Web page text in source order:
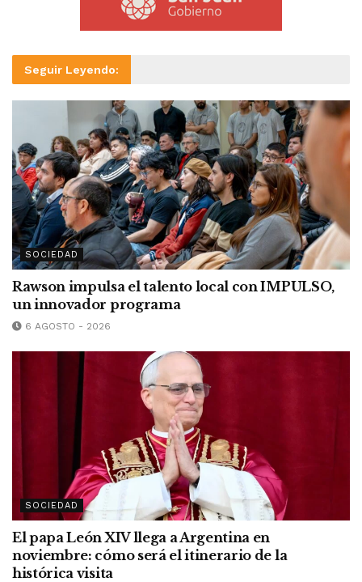
Seguir Leyendo:
SOCIEDAD
Rawson impulsa el talento local con IMPULSO,
un innovador programa
6 AGOSTO - 2026
SOCIEDAD
El papa León XIV llega a Argentina en
noviembre: cómo será el itinerario de la
histórica visita